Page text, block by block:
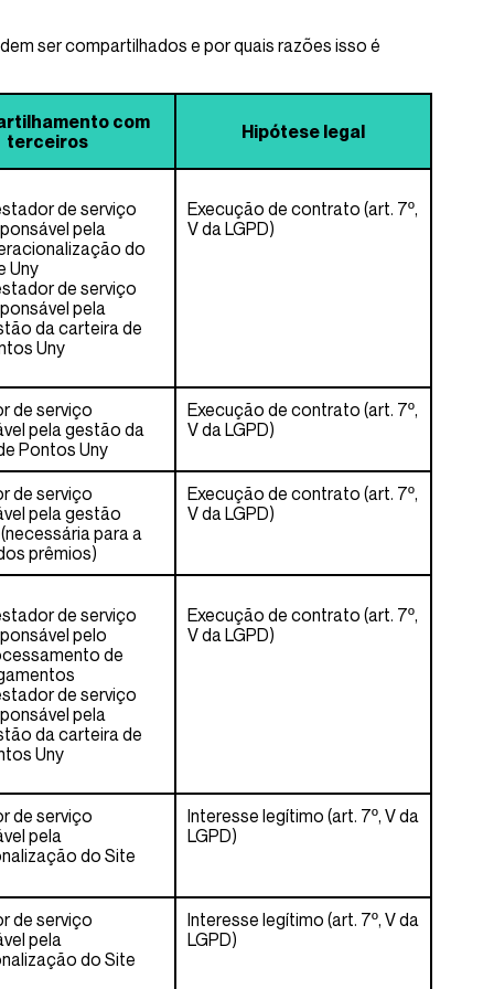
ser compartilhados e por quais razões isso é
com
terceiros
Hipótese legal
de serviço
pela
do
Uny
de serviço
pela
da carteira de
Uny
Execução de contrato (art. 7º,
V da LGPD)
de serviço
pela gestão da
Pontos Uny
Execução de contrato (art. 7º,
V da LGPD)
de serviço
pela gestão
para a
prêmios)
Execução de contrato (art. 7º,
V da LGPD)
de serviço
pelo
de
de serviço
pela
da carteira de
Uny
Execução de contrato (art. 7º,
V da LGPD)
de serviço
pela
do Site
Interesse legítimo (art. 7º, V da
LGPD)
de serviço
pela
do Site
Interesse legítimo (art. 7º, V da
LGPD)